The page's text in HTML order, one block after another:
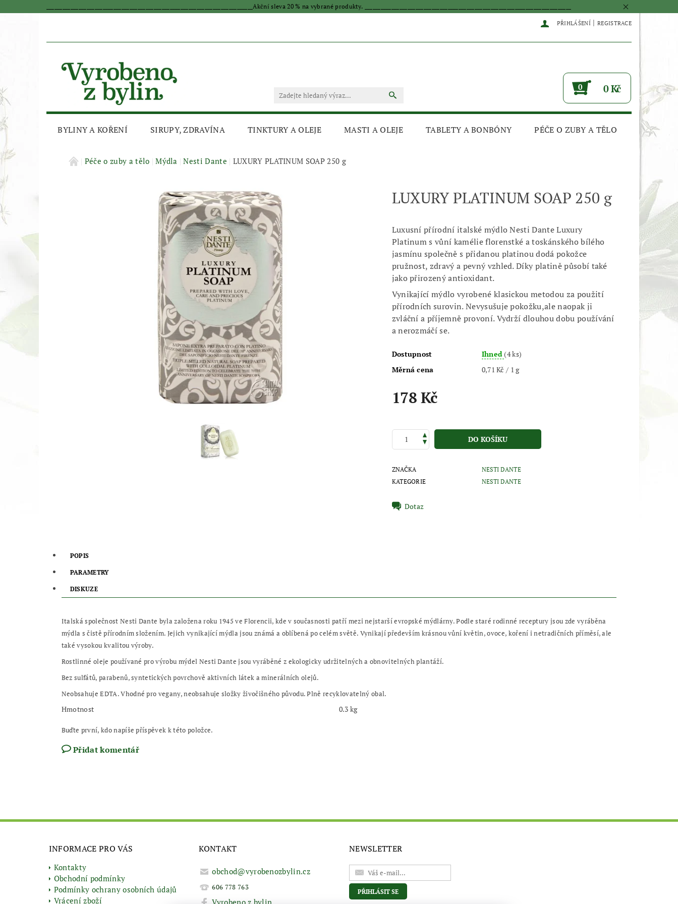
_____________________________________________________________________________Akční sleva 20 % na vybrané produkty. _____________________________________________________________________________
PŘIHLÁŠENÍ | REGISTRACE
0 0 Kč
BYLINY A KOŘENÍ SIRUPY, ZDRAVÍNA TINKTURY A OLEJE MASTI A OLEJE TABLETY A BONBÓNY PÉČE O ZUBY A TĚLO
AKČNÍ SLEVAPéče o zuby a tělo Mýdla Nesti Dante LUXURY PLATINUM SOAP 250 g
LUXURY PLATINUM SOAP 250 g
Luxusní přírodní italské mýdlo Nesti Dante Luxury
Platinum s vůní kamélie florenstké a toskánského bílého
jasmínu společně s přidanou platinou dodá pokožce
pružnost, zdravý a pevný vzhled. Díky platině působí také
jako přirozený antioxidant.
Vynikající mýdlo vyrobené klasickou metodou za použití
přírodních surovin. Nevysušuje pokožku,ale naopak ji
zvláční a příjemně provoní. Vydrží dlouhou dobu používání
a nerozmáčí se.
Dostupnost Ihned(4 ks)
Měrná cena
0,71 Kč / 1 g
178 Kč
ZNAČKA
NESTI DANTE
KATEGORIE
NESTI DANTE
Dotaz
POPIS
PARAMETRY
DISKUZE
Italská společnost Nesti Dante byla založena roku 1945 ve Florencii, kde v současnosti patří mezi nejstarší evropské mýdlárny. Podle staré rodinné receptury jsou zde vyráběna
mýdla s čistě přírodním složením. Jejich vynikající mýdla jsou známá a oblíbená po celém světě. Vynikají především krásnou vůní květin, ovoce, koření i netradičních příměsí, ale
také vysokou kvalitou výroby.
Rostlinné oleje používané pro výrobu mýdel Nesti Dante jsou vyráběné z ekologicky udržitelných a obnovitelných plantáží.
Bez sulfátů, parabenů, syntetických povrchově aktivních látek a minerálních olejů.
Neobsahuje EDTA. Vhodné pro vegany, neobsahuje složky živočišného původu. Plně recyklovatelný obal.
Hmotnost 0.3 kg
Buďte první, kdo napíše příspěvek k této položce.
Přidat komentář
INFORMACE PRO VÁS
Kontakty
Obchodní podmínky
Podmínky ochrany osobních údajů
Vrácení zboží
KONTAKT
obchod@vyrobenozbylin.cz
606 778 763
Vyrobeno z bylin
NEWSLETTER